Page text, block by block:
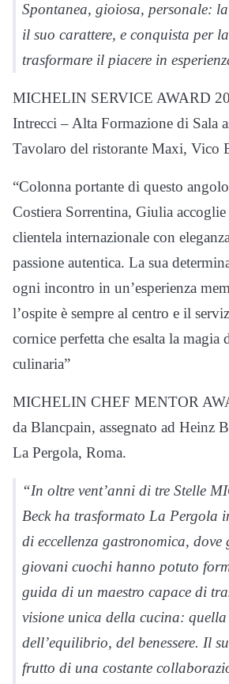
Spontanea, gioiosa, personale:
il suo carattere, e conquista per
trasformare il piacere in
MICHELIN SERVICE AWARD
Intrecci – Alta Formazione di Sala
Tavolaro del ristorante Maxi, Vico
“Colonna portante di questo
Costiera Sorrentina, Giulia
clientela internazionale con
passione autentica. La sua
ogni incontro in un’esperienza
l’ospite è sempre al centro e il
cornice perfetta che esalta la magia
culinaria”
MICHELIN CHEF MENTOR
da Blancpain, assegnato ad Heinz
La Pergola, Roma.
“In oltre vent’anni di tre Stelle
Beck ha trasformato La Pergola
di eccellenza gastronomica, dove
giovani cuochi hanno potuto
guida di un maestro capace di
visione unica della cucina: quella
dell’equilibrio, del benessere. Il
frutto di una costante